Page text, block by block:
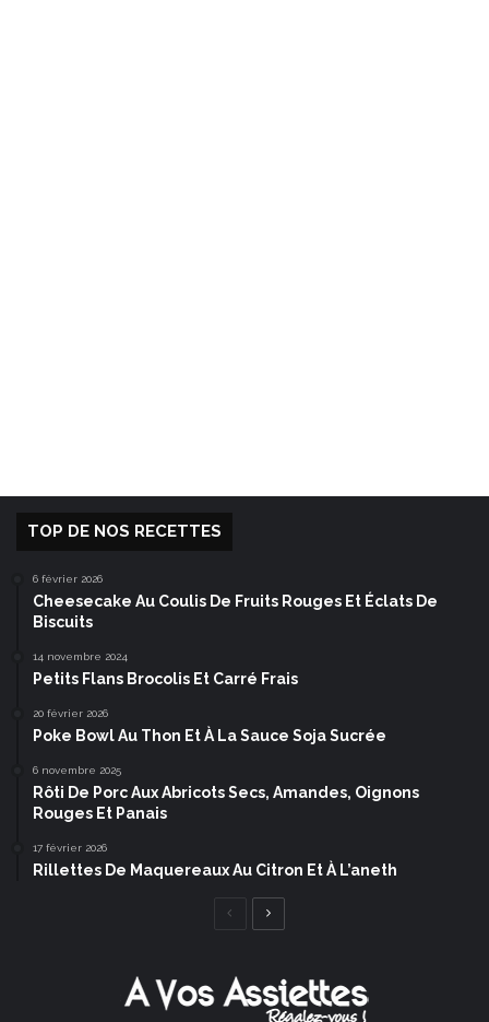
TOP DE NOS RECETTES
6 février 2026
Cheesecake Au Coulis De Fruits Rouges Et Éclats De
Biscuits
14 novembre 2024
Petits Flans Brocolis Et Carré Frais
20 février 2026
Poke Bowl Au Thon Et À La Sauce Soja Sucrée
6 novembre 2025
Rôti De Porc Aux Abricots Secs, Amandes, Oignons
Rouges Et Panais
17 février 2026
Rillettes De Maquereaux Au Citron Et À L’aneth
Page